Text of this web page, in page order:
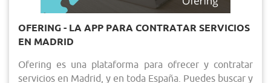
OFERING - LA APP PARA CONTRATAR SERVICIOS
EN MADRID
Ofering es una plataforma para ofrecer y contratar
servicios en Madrid, y en toda España. Puedes buscar y